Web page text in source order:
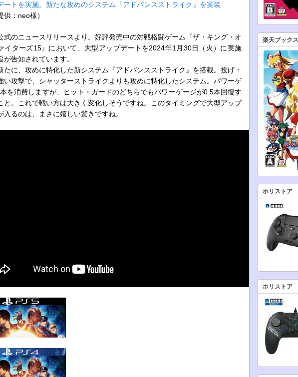
ートを実施。新たな攻めのシステム『アドバンスストライク』を実装
供：neo様）
のニュースリリースより。好評発売中の対戦格闘ゲーム『ザ・キング・オ
イターズ15』において、大型アップデートを2024年1月30日（火）に実施
が告知されています。
に、攻めに特化した新システム『アドバンスストライク』を搭載。投げ・
い攻撃で、シャッターストライクよりも攻めに特化したシステム。パワーゲ
を消費しますが、ヒット・ガードのどちらでもパワーゲージが0.5本回復す
と。これで戦い方は大きく変化しそうですね。このタイミングで大型アップ
入るのは、まさに嬉しい驚きですね。
楽天ブックス
ホリストア
ホリストア